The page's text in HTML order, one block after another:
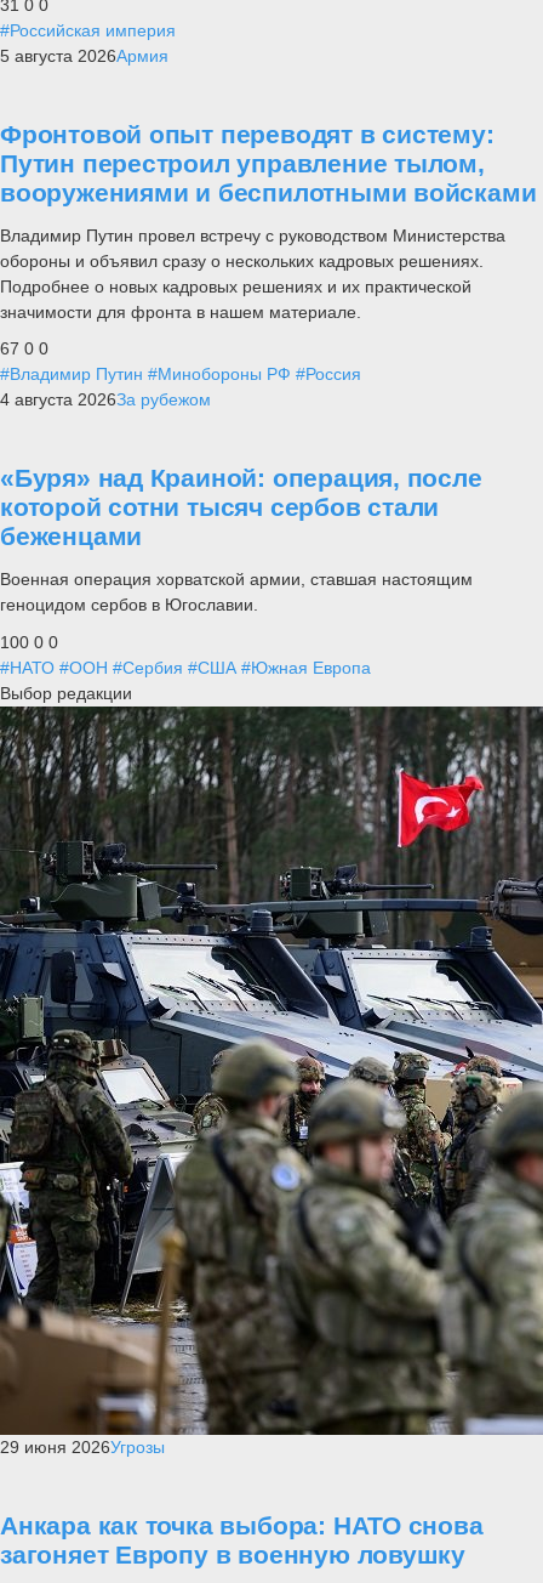
31 0 0
#Российская империя
5 августа 2026Армия
Фронтовой опыт переводят в систему:
Путин перестроил управление тылом,
вооружениями и беспилотными войсками
Владимир Путин провел встречу с руководством Министерства
обороны и объявил сразу о нескольких кадровых решениях.
Подробнее о новых кадровых решениях и их практической
значимости для фронта в нашем материале.
67 0 0
#Владимир Путин #Минобороны РФ #Россия
4 августа 2026За рубежом
«Буря» над Краиной: операция, после
которой сотни тысяч сербов стали
беженцами
Военная операция хорватской армии, ставшая настоящим
геноцидом сербов в Югославии.
100 0 0
#НАТО #ООН #Сербия #США #Южная Европа
Выбор редакции
29 июня 2026Угрозы
Анкара как точка выбора: НАТО снова
загоняет Европу в военную ловушку